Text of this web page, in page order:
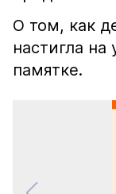
О том, как
настигла
памятке.